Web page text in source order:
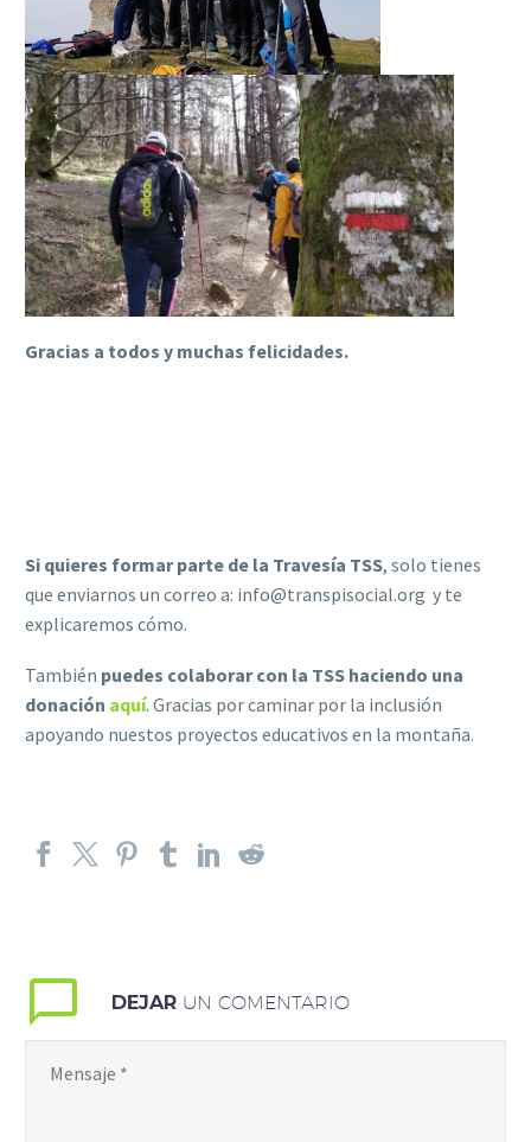
Gracias a todos y muchas felicidades.
Si quieres formar parte de la Travesía TSS, solo tienes
que enviarnos un correo a: info@transpisocial.org y te
explicaremos cómo.
También puedes colaborar con la TSS haciendo una
donación aquí. Gracias por caminar por la inclusión
apoyando nuestos proyectos educativos en la montaña.
DEJAR UN COMENTARIO